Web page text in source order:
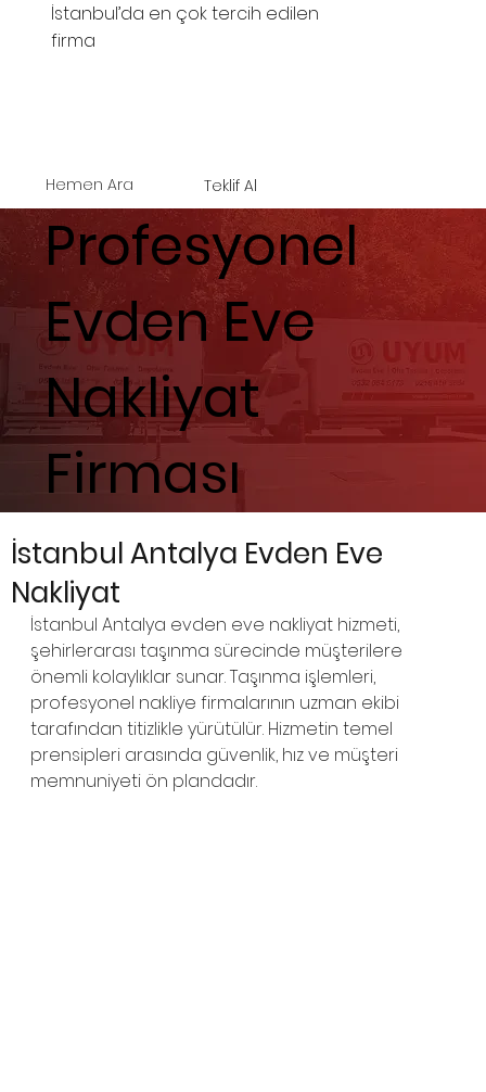
İstanbul’da en çok tercih edilen
firma
Hemen Ara Teklif Al
Profesyonel
Evden Eve
Nakliyat
Firması
İstanbul Antalya Evden Eve
Nakliyat
İstanbul Antalya evden eve nakliyat hizmeti,
şehirlerarası taşınma sürecinde müşterilere
önemli kolaylıklar sunar. Taşınma işlemleri,
profesyonel nakliye firmalarının uzman ekibi
tarafından titizlikle yürütülür. Hizmetin temel
prensipleri arasında güvenlik, hız ve müşteri
memnuniyeti ön plandadır.